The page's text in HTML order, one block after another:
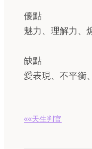
優點
魅力、理解力、
缺點
愛表現、不平衡
««天生判官